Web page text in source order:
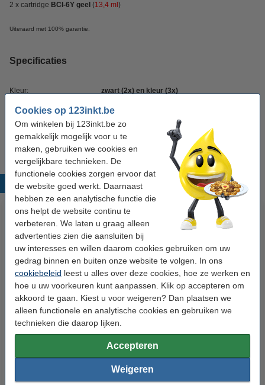
Cookies op 123inkt.be
Om winkelen bij 123inkt.be zo
gemakkelijk mogelijk voor u te
maken, gebruiken we cookies en
vergelijkbare technieken. De
functionele cookies zorgen ervoor dat
de website goed werkt. Daarnaast
hebben ze een analytische functie die
ons helpt de website continu te
verbeteren. We laten u graag alleen
advertenties zien die aansluiten bij
uw interesses en willen daarom cookies gebruiken om uw
gedrag binnen en buiten onze website te volgen. In ons
cookiebeleid leest u alles over deze cookies, hoe ze werken en
hoe u uw voorkeuren kunt aanpassen. Klik op accepteren om
akkoord te gaan. Kiest u voor weigeren? Dan plaatsen we
alleen functionele en analytische cookies en gebruiken we
technieken die daarop lijken.
Accepteren
Weigeren
2 x cartridge BCI-6Y geel (13,4 ml )
Uiteraard met 100% garantie.
Specificaties
Kleur: zwart (2x) en kleur (3x)
Inhoud: 160,8 ml
Populaire producten
Canon BCI-3eBK inktcartridge
zwart (123inkt huismerk)
€ 5,50
Canon BCI-6BK inktcartridge
zwart (123inkt huismerk)
€ 4,50